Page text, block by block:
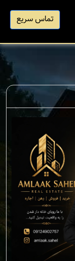
تماس سریع